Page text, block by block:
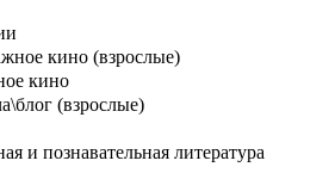
кино (взрослые)
кино
(взрослые)
и познавательная литература